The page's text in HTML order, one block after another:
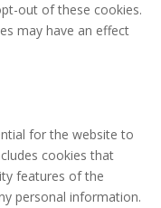
out of these cookies.
may have an effect
for the website to
cookies that
features of the
personal information.